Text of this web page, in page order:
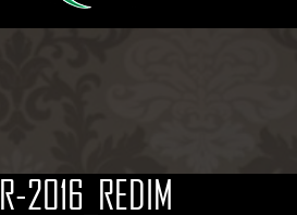
2016_REDIM